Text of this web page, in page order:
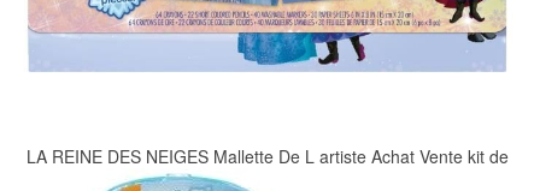
LA REINE DES NEIGES Mallette De L artiste Achat Vente kit de